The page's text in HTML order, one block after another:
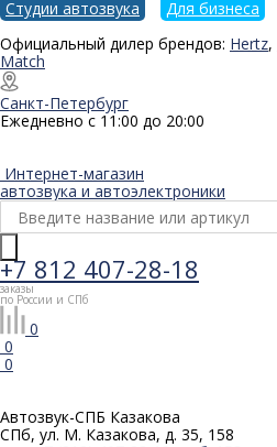
Студии автозвука Для бизнеса
Официальный дилер брендов: Hertz,
Match
Санкт-Петербург
Ежедневно с 11:00 до 20:00
Интернет-магазин
автозвука и автоэлектроники
+7 812 407-28-18
заказы
по России и СПб
0
0
0
Автозвук-СПБ Казакова
СПб, ул. М. Казакова, д. 35, 158